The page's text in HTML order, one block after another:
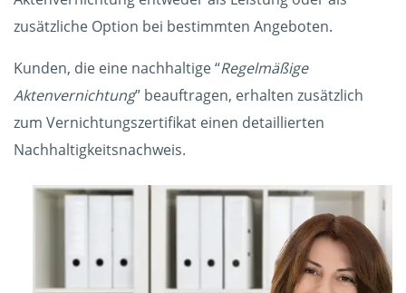
zusätzliche Option bei bestimmten Angeboten.
Kunden, die eine nachhaltige “Regelmäßige
Aktenvernichtung” beauftragen, erhalten zusätzlich
zum Vernichtungszertifikat einen detaillierten
Nachhaltigkeitsnachweis.